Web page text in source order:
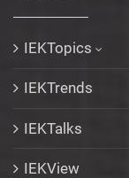
IEKTopics
IEKTrends
IEKTalks
IEKView